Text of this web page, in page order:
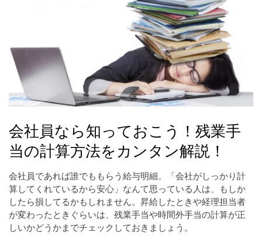
会社員なら知っておこう！残業手
当の計算方法をカンタン解説！
会社員であれば誰でももらう給与明細。「会社がしっかり計
算してくれているから安心」なんて思っている人は、もしか
したら損してるかもしれません。昇給したときや経理担当者
が変わったときぐらいは、残業手当や時間外手当の計算が正
しいかどうかまでチェックしておきましょう。